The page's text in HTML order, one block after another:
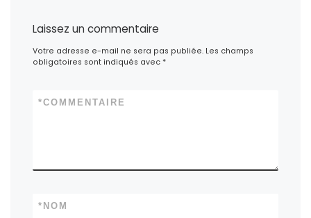
Laissez un commentaire
Votre adresse e-mail ne sera pas publiée. Les champs
obligatoires sont indiqués avec*
COMMENTAIRE
*
NOM
*